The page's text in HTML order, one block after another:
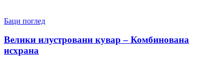
Баци поглед
Велики илустровани кувар – Комбинована
исхрана